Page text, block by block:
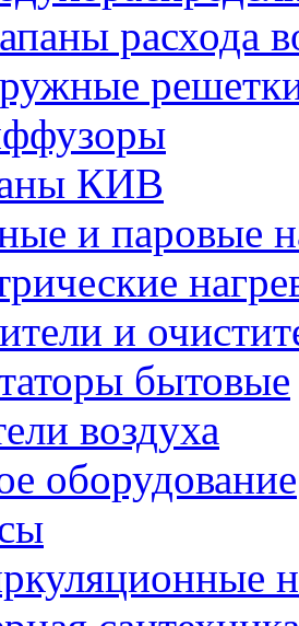
расхода
КИВ
и паровые
и
бытовые
воздуха
оборудование